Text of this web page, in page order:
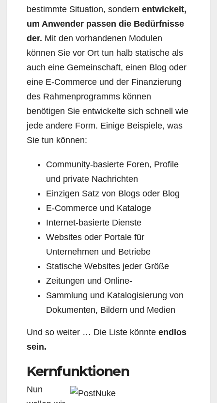
bestimmte Situation, sondern entwickelt,
um Anwender passen die Bedürfnisse
der. Mit den vorhandenen Modulen
können Sie vor Ort tun halb statische als
auch eine Gemeinschaft, einen Blog oder
eine E-Commerce und der Finanzierung
des Rahmenprogramms können
benötigen Sie entwickelte sich schnell wie
jede andere Form. Einige Beispiele, was
Sie tun können:
Community-basierte Foren, Profile
und private Nachrichten
Einzigen Satz von Blogs oder Blog
E-Commerce und Kataloge
Internet-basierte Dienste
Websites oder Portale für
Unternehmen und Betriebe
Statische Websites jeder Größe
Zeitungen und Online-
Sammlung und Katalogisierung von
Dokumenten, Bildern und Medien
Und so weiter … Die Liste könnte endlos
sein.
Kernfunktionen
Nun